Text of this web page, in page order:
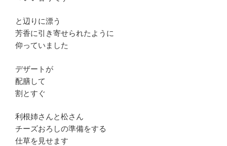
と辺りに漂う
芳香に引き寄せられたように
仰っていました
デザートが
配膳して
割とすぐ
利根姉さんと松さん
チーズおろしの準備をする
仕草を見せます